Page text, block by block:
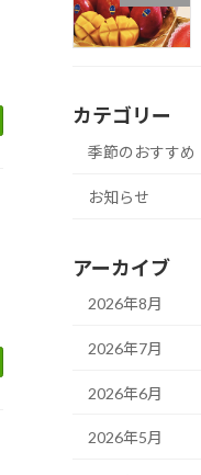
カテゴリー
季節のおすすめ
お知らせ
アーカイブ
2026年8月
2026年7月
2026年6月
2026年5月